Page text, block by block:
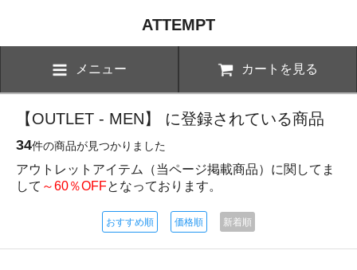
ATTEMPT
メニュー カートを見る
【OUTLET - MEN】 に登録されている商品
34件の商品が見つかりました
アウトレットアイテム（当ページ掲載商品）に関してま
して ～60％OFFとなっております。
おすすめ順 価格順 新着順